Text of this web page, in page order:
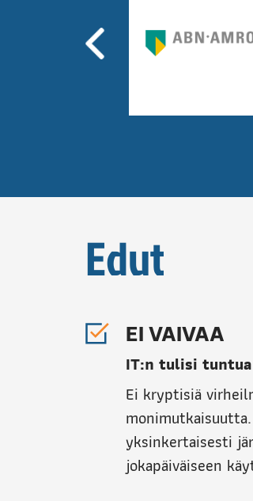
Edut
EI VAIVAA
IT:n tulisi
Ei kryptisiä
yksinkertaisesti
jokapäiväiseen